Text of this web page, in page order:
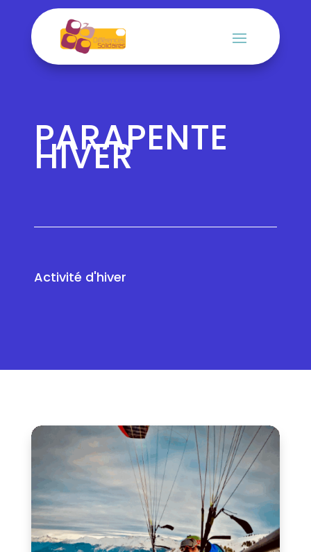
PARAPENTE
HIVER
Activité d'hiver